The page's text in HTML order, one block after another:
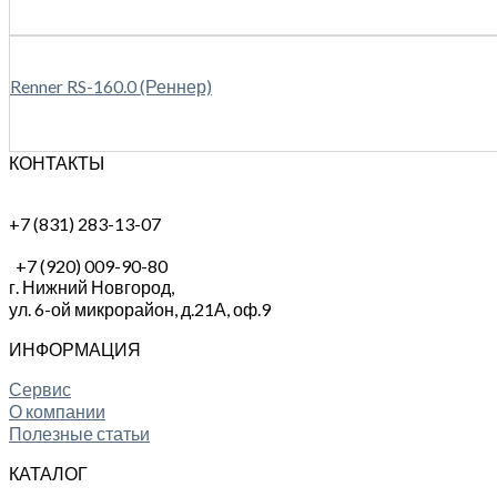
Renner RS-160.0 (Реннер)
КОНТАКТЫ
+7 (831) 283-13-07
+7 (920) 009-90-80
г. Нижний Новгород,
ул. 6-ой микрорайон, д.21А, оф.9
ИНФОРМАЦИЯ
Сервис
О компании
Полезные статьи
КАТАЛОГ